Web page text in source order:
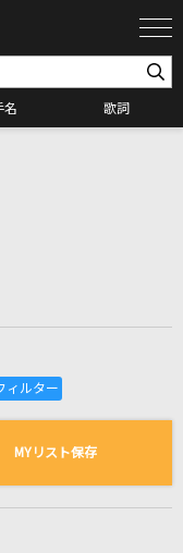
名 歌詞
曲の一覧
MYリスト保存